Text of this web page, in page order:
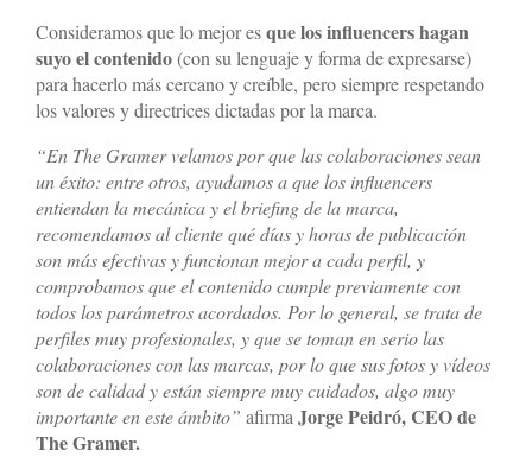
Consideramos que lo mejor esque los influencers hagan
suyo el contenido(con su lenguaje y forma de expresarse)
para hacerlo más cercano y creíble, pero siempre respetando
los valores y directrices dictadas por la marca.
“En The Gramer velamos por que las colaboraciones sean
un éxito: entre otros, ayudamos a que los influencers
entiendan la mecánica y el briefing de la marca,
recomendamos al cliente qué días y horas de publicación
son más efectivas y funcionan mejor a cada perfil, y
comprobamos que el contenido cumple previamente con
todos los parámetros acordados. Por lo general, se trata de
perfiles muy profesionales, y que se toman en serio las
colaboraciones con las marcas, por lo que sus fotos y vídeos
son de calidad y están siempre muy cuidados, algo muy
importante en este ámbito” afirma Jorge Peidró, CEO de
The Gramer.